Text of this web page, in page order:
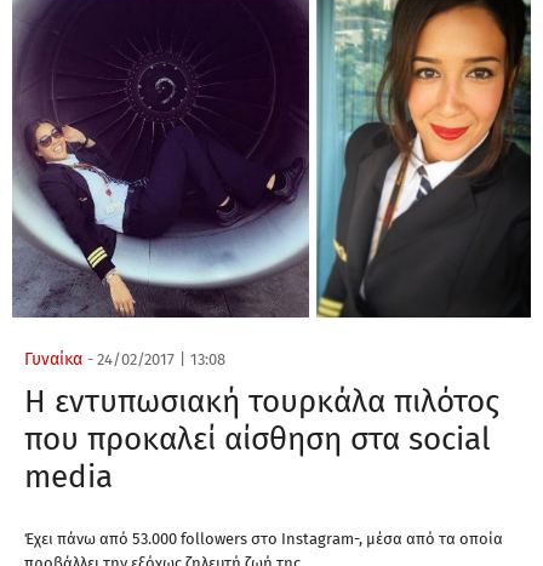
Γυναίκα - 24/02/2017 13:08
Η εντυπωσιακή τουρκάλα πιλότος
που προκαλεί αίσθηση στα social
media
Έχει πάνω από 53.000 followers στο Instagram-, μέσα από τα οποία